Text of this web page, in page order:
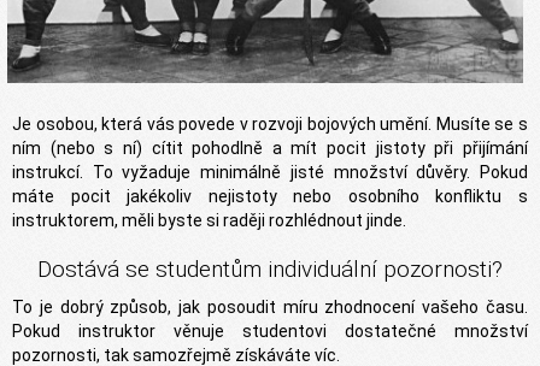
Je osobou, která vás povede v rozvoji bojových umění. Musíte se s
ním (nebo s ní) cítit pohodlně a mít pocit jistoty při přijímání
instrukcí. To vyžaduje minimálně jisté množství důvěry. Pokud
máte pocit jakékoliv nejistoty nebo osobního konfliktu s
instruktorem, měli byste si raději rozhlédnout jinde.
Dostává se studentům individuální pozornosti?
To je dobrý způsob, jak posoudit míru zhodnocení vašeho času.
Pokud instruktor věnuje studentovi dostatečné množství
pozornosti, tak samozřejmě získáváte víc.